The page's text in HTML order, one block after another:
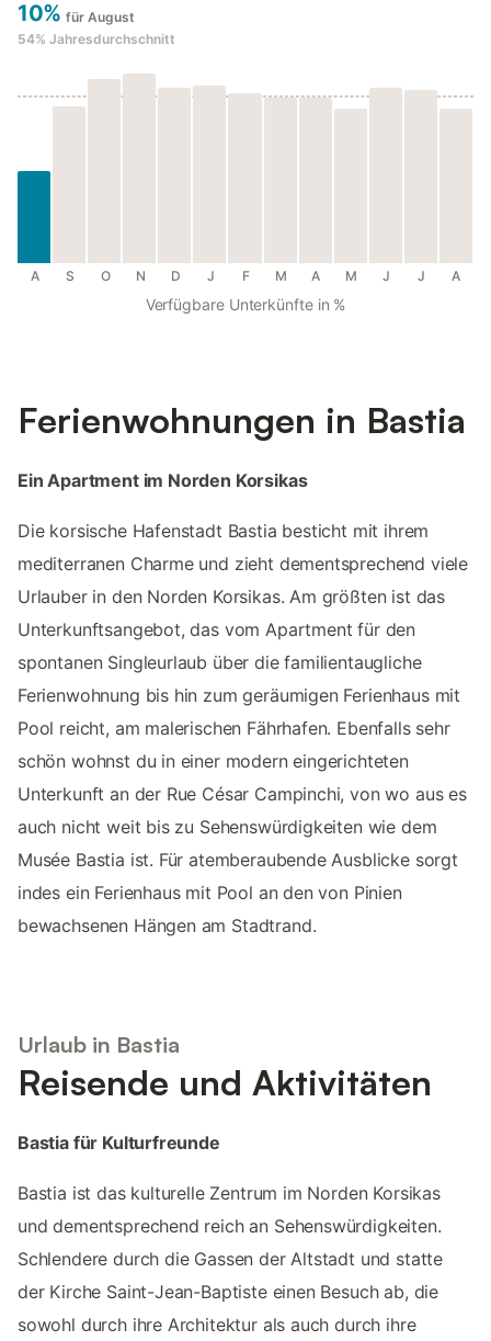
10% für August
54% Jahresdurchschnitt
A S O N D J F M A M J J A
Verfügbare Unterkünfte in %
Ferienwohnungen in Bastia
Ein Apartment im Norden Korsikas
Die korsische Hafenstadt Bastia besticht mit ihrem
mediterranen Charme und zieht dementsprechend viele
Urlauber in den Norden Korsikas. Am größten ist das
Unterkunftsangebot, das vom Apartment für den
spontanen Singleurlaub über die familientaugliche
Ferienwohnung bis hin zum geräumigen Ferienhaus mit
Pool reicht, am malerischen Fährhafen. Ebenfalls sehr
schön wohnst du in einer modern eingerichteten
Unterkunft an der Rue César Campinchi, von wo aus es
auch nicht weit bis zu Sehenswürdigkeiten wie dem
Musée Bastia ist. Für atemberaubende Ausblicke sorgt
indes ein Ferienhaus mit Pool an den von Pinien
bewachsenen Hängen am Stadtrand.
Urlaub in Bastia
Reisende und Aktivitäten
Bastia für Kulturfreunde
Bastia ist das kulturelle Zentrum im Norden Korsikas
und dementsprechend reich an Sehenswürdigkeiten.
Schlendere durch die Gassen der Altstadt und statte
der Kirche Saint-Jean-Baptiste einen Besuch ab, die
sowohl durch ihre Architektur als auch durch ihre